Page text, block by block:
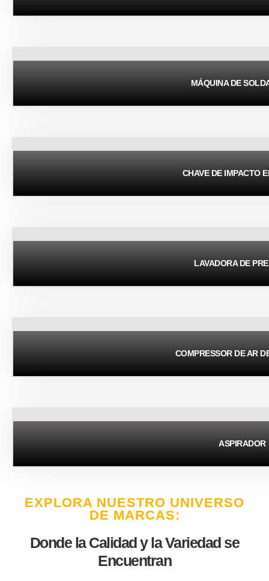
MÁQUINA DE
CHAVE DE IMPACTO
LAVADORA DE
COMPRESSOR DE AR
ASPIRADOR
EXPLORA NUESTRO UNIVERSO
DE MARCAS:
Donde la Calidad y la Variedad se
Encuentran